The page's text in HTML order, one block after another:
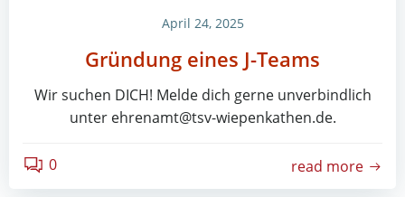
April 24, 2025
Gründung eines J-Teams
Wir suchen DICH! Melde dich gerne unverbindlich
unter ehrenamt@tsv-wiepenkathen.de.
0 read more